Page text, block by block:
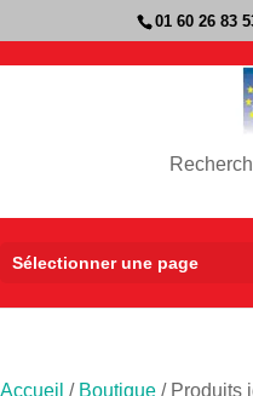
01 60 26 83
Sélectionner une page
Accueil / Boutique / Produits